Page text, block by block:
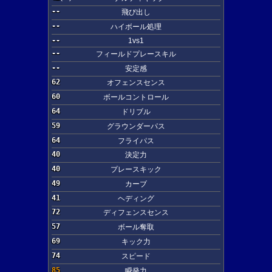
--
飛び出し
--
ハイボール処理
--
1vs1
--
フィールドプレースキル
--
安定感
62
オフェンスセンス
60
ボールコントロール
64
ドリブル
59
グラウンダーパス
64
フライパス
40
決定力
40
プレースキック
49
カーブ
41
ヘディング
72
ディフェンスセンス
57
ボール奪取
69
キック力
74
スピード
85